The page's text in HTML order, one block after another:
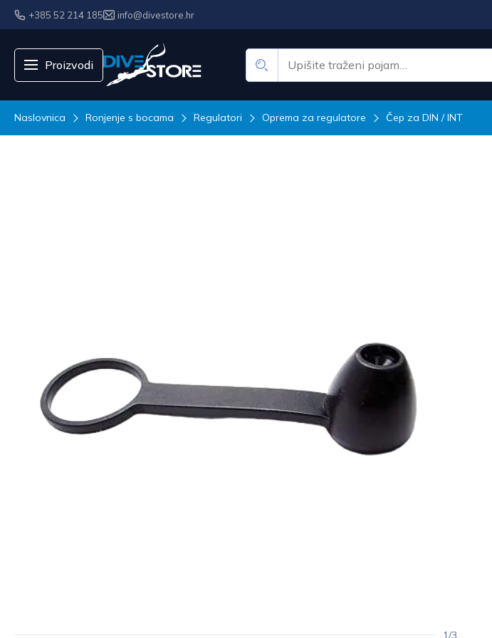
+385 52 214 185 info@divestore.hr
Proizvodi
Naslovnica Ronjenje s bocama Regulatori Oprema za regulatore Čep za DIN / INT